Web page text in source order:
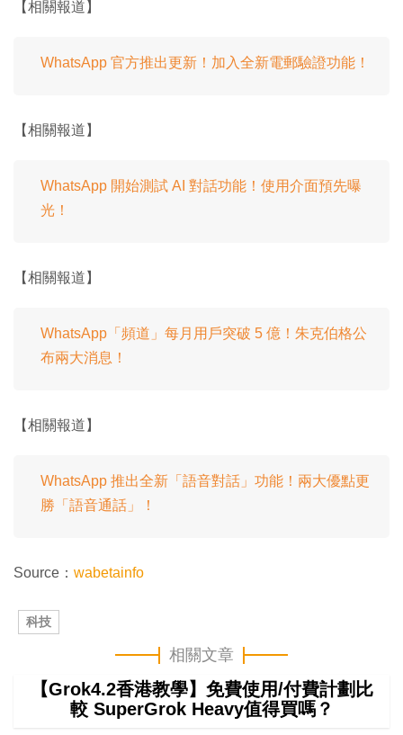
【相關報道】
WhatsApp 官方推出更新！加入全新電郵驗證功能！
【相關報道】
WhatsApp 開始測試 AI 對話功能！使用介面預先曝
光！
【相關報道】
WhatsApp「頻道」每月用戶突破 5 億！朱克伯格公
布兩大消息！
【相關報道】
WhatsApp 推出全新「語音對話」功能！兩大優點更
勝「語音通話」！
Source： wabetainfo
科技
相關文章
【Grok4.2香港教學】免費使用/付費計劃比
較 SuperGrok Heavy值得買嗎？